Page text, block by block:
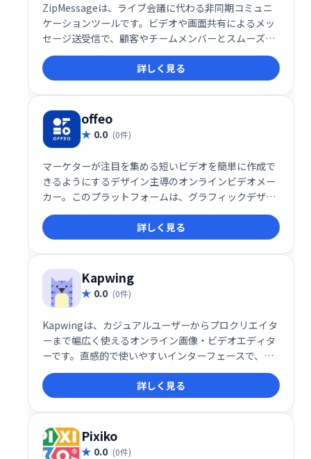
ZipMessageは、ライブ会議に代わる非同期コミュニ
ケーションツールです。ビデオや画面共有によるメッ
セージ送受信で、顧客やチームメンバーとスムーズに
連携できます。パーソナライズされたリンクで非同期
会話を開始し、効率的なコミュニケーションを実現し
ます。
詳しく見る
offeo
0.0 (0件)
マーケターが注目を集める短いビデオを簡単に作成で
きるようにするデザイン主導のオンラインビデオメー
カー。このプラットフォームは、グラフィックデザイ
ンツールとビデオ作成プラットフォームのハイブリッ
ドであり、マーケティングキャンペーンに合わせてア
ニメーションビデオをカスタマイズするための完全な
クリエイティブコントロールを備えた数千のテンプレ
ートが付属しています。
詳しく見る
Kapwing
0.0 (0件)
Kapwingは、カジュアルユーザーからプロクリエイタ
ーまで幅広く使えるオンライン画像・ビデオエディタ
ーです。直感的で使いやすいインターフェースで、字
幕作成、コラージュ制作、スクリーンキャスト編集な
ど、様々なタスクをスムーズにこなせます。チームで
の共同作業にも最適で、生産性向上に貢献します。動
画編集や画像加工を簡単に、そして楽しく行いたい方
におすすめです。
詳しく見る
Pixiko
0.0 (0件)